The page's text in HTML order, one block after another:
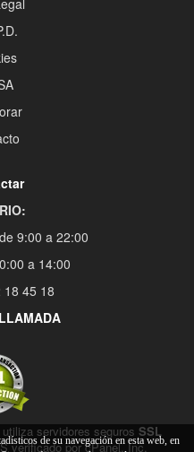
9:00 a 22:00
a 14:00
18 45 18
utiliza servidores seguros SSL
verificado por cPanel, Inc.
de su navegación en esta web, en